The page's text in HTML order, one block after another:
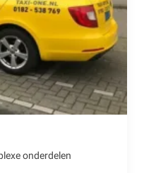
onderdelen